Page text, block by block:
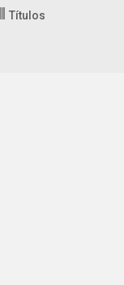
Títulos